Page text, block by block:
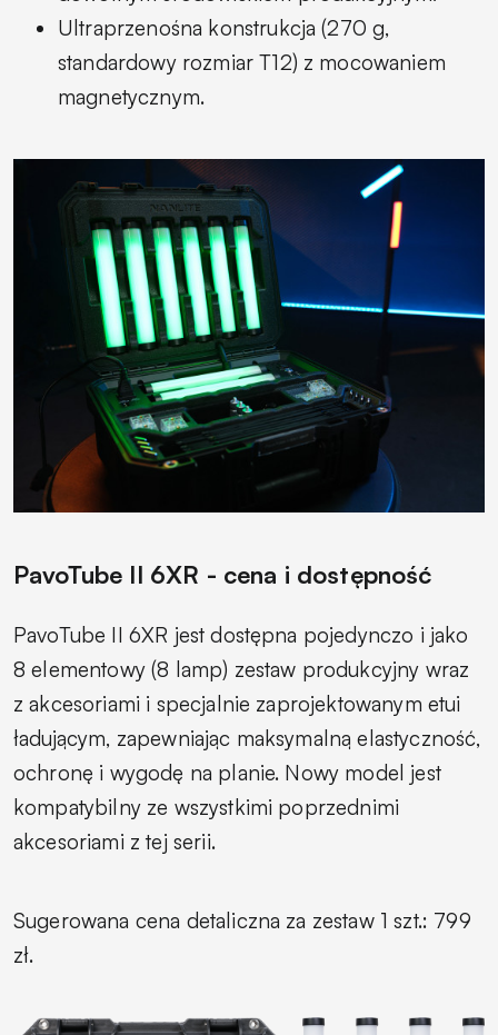
Ultraprzenośna konstrukcja (270 g,
standardowy rozmiar T12) z mocowaniem
magnetycznym.
PavoTube II 6XR - cena i dostępność
PavoTube II 6XR jest dostępna pojedynczo i jako
8 elementowy (8 lamp) zestaw produkcyjny wraz
z akcesoriami i specjalnie zaprojektowanym etui
ładującym, zapewniając maksymalną elastyczność,
ochronę i wygodę na planie. Nowy model jest
kompatybilny ze wszystkimi poprzednimi
akcesoriami z tej serii.
Sugerowana cena detaliczna za zestaw 1 szt.: 799
zł.